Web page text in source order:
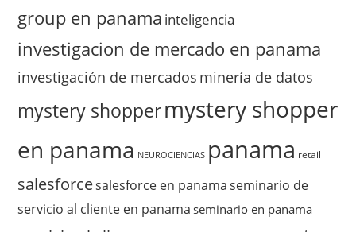
group en panama inteligencia
investigacion de mercado en panama
investigación de mercados minería de datos
mystery shoppermystery shopper
en panama NEUROCIENCIAS panama retail
salesforcesalesforce en panama seminario de
servicio al cliente en panama seminario en panama